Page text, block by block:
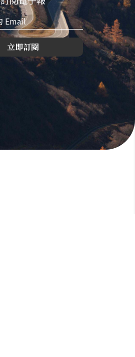
立即訂閱